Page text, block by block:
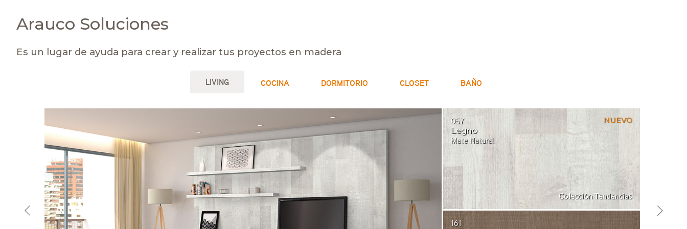
Arauco Soluciones
Es un lugar de ayuda para crear y realizar tus proyectos en madera
LIVING COCINA DORMITORIO CLOSET BAÑO
057
Legno
Mate Natural
NUEVO
Colección Tendencias
161